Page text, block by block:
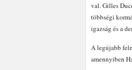
val. Gilles
többségi
igazság és a
A legújabb
amennyiben